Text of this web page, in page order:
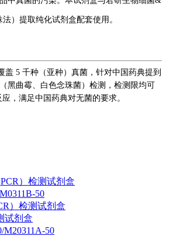
）提取纯化试剂盒配套使用。
盖 5 千种（亚种）真菌，针对中国药典提到
黑曲霉、白色念珠菌）检测，检测限均可
应，满足中国药典对无菌的要求。
50
）检测试剂盒
M20311A-50